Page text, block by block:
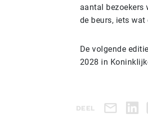
aantal bezoekers
de beurs, iets wat
De volgende
2028 in
DEEL